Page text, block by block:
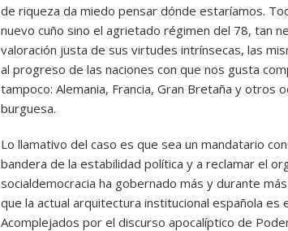
de riqueza da miedo pensar dónde estaríamos.
nuevo cuño sino el agrietado régimen del 78, tan
valoración justa de sus virtudes intrínsecas, las
al progreso de las naciones con que nos gusta
tampoco: Alemania, Francia, Gran Bretaña y otros
burguesa.
Lo llamativo del caso es que sea un mandatario
bandera de la estabilidad política y a reclamar el
socialdemocracia ha gobernado más y durante
que la actual arquitectura institucional española es
Acomplejados por el discurso apocalíptico de